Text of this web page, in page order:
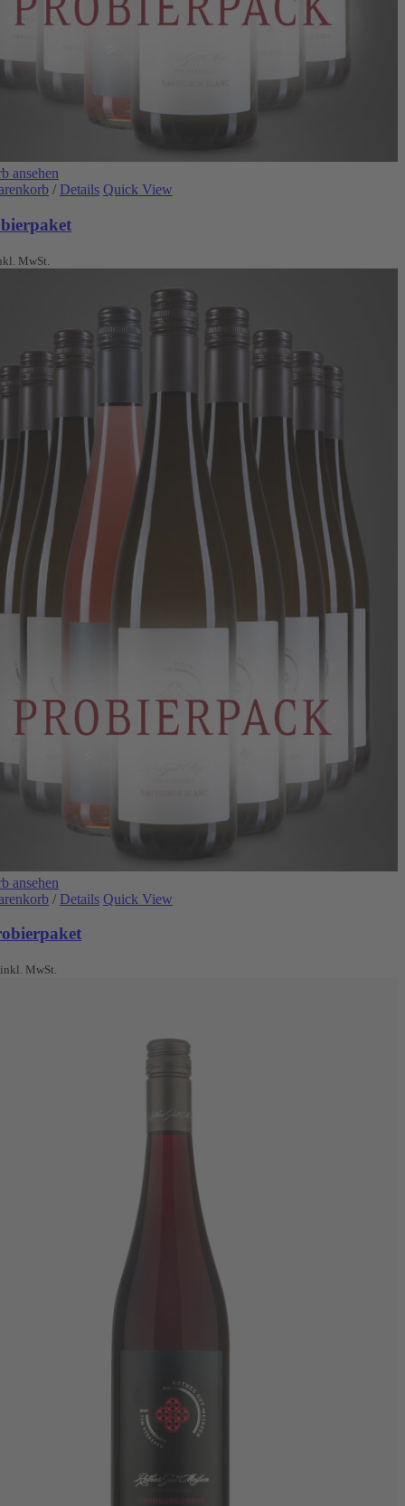
ansehen
/ Details Quick View
MwSt.
ansehen
/ Details Quick View
inkl. MwSt.